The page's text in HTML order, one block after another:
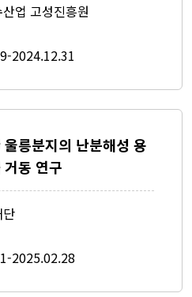
업 고성진흥원
2024.12.31
릉분지의 난분해성 용
동 연구
단
2025.02.28